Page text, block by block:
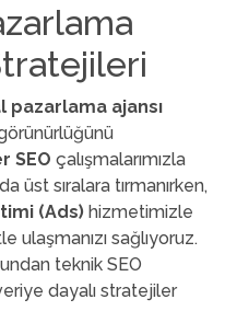
pazarlama ajansı
SEO çalışmalarımızla
sıralara tırmanırken,
(Ads) hizmetimizle
sağlıyoruz.
teknik SEO
dayalı stratejiler